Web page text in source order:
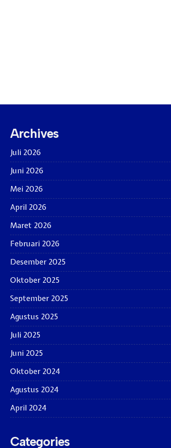
Archives
Juli 2026
Juni 2026
Mei 2026
April 2026
Maret 2026
Februari 2026
Desember 2025
Oktober 2025
September 2025
Agustus 2025
Juli 2025
Juni 2025
Oktober 2024
Agustus 2024
April 2024
Categories